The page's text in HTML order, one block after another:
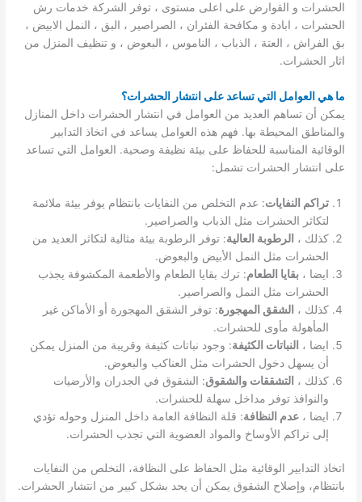
الحشرات و القوارض على اعلى مستوى ، توفر الشركة خدمات رش
الحشرات ، ابادة و مكافحة الفئران ، الصراصير ، البق ، النمل الابيض ،
بق الفراش ، العتة ، الذباب ، الناموس ، البعوض ، و تنظيف المنزل من
اثار الحشرات.
ما هي العوامل التي تساعد على انتشار الحشرات؟
يمكن أن تساهم العديد من العوامل في انتشار الحشرات داخل المنازل
والمناطق المحيطة بها. فهم هذه العوامل يساعد في اتخاذ التدابير
الوقائية المناسبة للحفاظ على بيئة نظيفة وصحية. العوامل التي تساعد
على انتشار الحشرات تشمل:
تراكم النفايات: عدم التخلص من النفايات بانتظام يوفر بيئة ملائمة
لتكاثر الحشرات مثل الذباب والصراصير.
كذلك ، الرطوبة العالية: توفر الرطوبة بيئة مثالية لتكاثر العديد من
الحشرات مثل النمل الأبيض والبعوض.
ايضا ،بقايا الطعام: ترك بقايا الطعام والأطعمة المكشوفة يجذب
الحشرات مثل النمل والصراصير.
كذلك ، الشقق المهجورة: توفر الشقق المهجورة أو الأماكن غير
المأهولة مأوى للحشرات.
ايضا ، النباتات الكثيفة: وجود نباتات كثيفة وقريبة من المنزل يمكن
أن يسهل دخول الحشرات مثل العناكب والبعوض.
كذلك ، التشققات والشقوق: الشقوق في الجدران والأرضيات
والنوافذ توفر مداخل سهلة للحشرات.
ايضا ،عدم النظافة: قلة النظافة العامة داخل المنزل وحوله تؤدي
إلى تراكم الأوساخ والمواد العضوية التي تجذب الحشرات.
اتخاذ التدابير الوقائية مثل الحفاظ على النظافة، التخلص من النفايات
بانتظام، وإصلاح الشقوق يمكن أن يحد بشكل كبير من انتشار الحشرات.